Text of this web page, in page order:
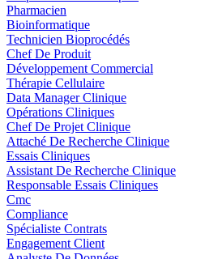
Pharmacien
Bioinformatique
Technicien Bioprocédés
Chef De Produit
Développement Commercial
Thérapie Cellulaire
Data Manager Clinique
Opérations Cliniques
Chef De Projet Clinique
Attaché De Recherche Clinique
Essais Cliniques
Assistant De Recherche Clinique
Responsable Essais Cliniques
Cmc
Compliance
Spécialiste Contrats
Engagement Client